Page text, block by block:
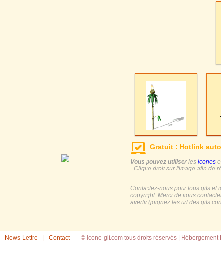
Gratuit : Hotlink
Vous pouvez utiliser les icones
- Clique droit sur l'image afin de
Contactez-nous pour tous gifs et
copyright. Merci de nous
avertir (joignez les url des gifs
News-Lettre Contact © icone-gif.com tous droits réservés | Hébergement